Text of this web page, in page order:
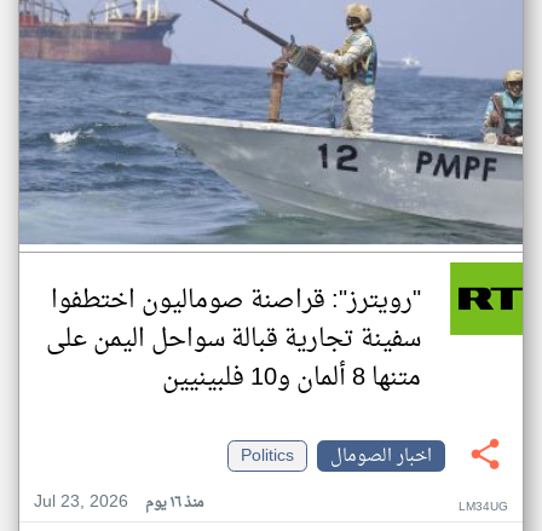
"رويترز": قراصنة صوماليون اختطفوا
سفينة تجارية قبالة سواحل اليمن على
متنها 8 ألمان و10 فلبينيين
اخبار الصومال
Politics
Jul 23, 2026
منذ ١٦ يوم LM34UG